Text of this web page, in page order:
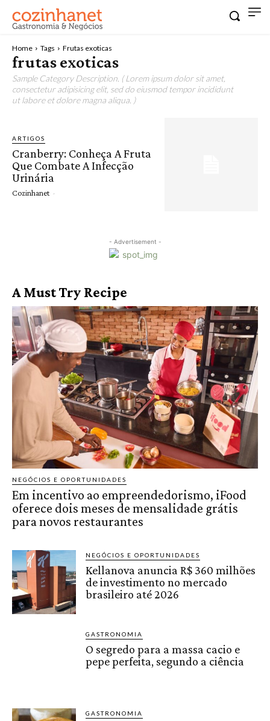
Home Tags Frutas exoticas
frutas exoticas
Sample Category Description. ( Lorem ipsum dolor sit amet,
consectetur adipisicing elit, sed do eiusmod tempor incididunt
ut labore et dolore magna aliqua. )
ARTIGOS
Cranberry: Conheça A Fruta
Que Combate A Infecção
Urinária
Cozinhanet -
- Advertisement -
A Must Try Recipe
NEGÓCIOS E OPORTUNIDADES
Em incentivo ao empreendedorismo, iFood
oferece dois meses de mensalidade grátis
para novos restaurantes
NEGÓCIOS E OPORTUNIDADES
Kellanova anuncia R$ 360 milhões
de investimento no mercado
brasileiro até 2026
GASTRONOMIA
O segredo para a massa cacio e
pepe perfeita, segundo a ciência
GASTRONOMIA